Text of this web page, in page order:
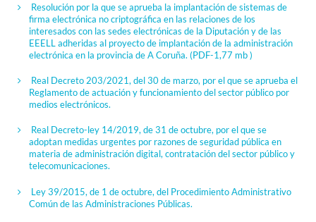
Resolución por la que se aprueba la implantación de sistemas de
firma electrónica no criptográfica en las relaciones de los
interesados con las sedes electrónicas de la Diputación y de las
EEELL adheridas al proyecto de implantación de la administración
electrónica en la provincia de A Coruña. (PDF-1,77 mb )
Real Decreto 203/2021, del 30 de marzo, por el que se aprueba el
Reglamento de actuación y funcionamiento del sector público por
medios electrónicos.
Real Decreto-ley 14/2019, de 31 de octubre, por el que se
adoptan medidas urgentes por razones de seguridad pública en
materia de administración digital, contratación del sector público y
telecomunicaciones.
Ley 39/2015, de 1 de octubre, del Procedimiento Administrativo
Común de las Administraciones Públicas.